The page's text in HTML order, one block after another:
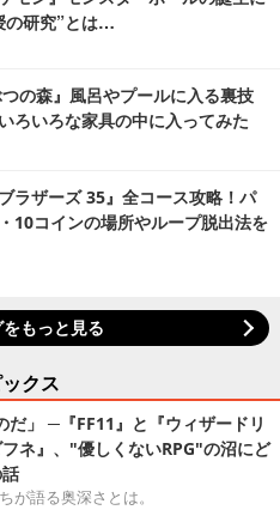
の研究”とは…
つの森』風呂やプールに入る裏技
ろいろな家具の中に入ってみた
ラザーズ 35』全コース攻略！パ
10コインの場所やループ脱出法を
もっと見る
ックス
だ」 ─『FF11』と『ウィザードリ
ネ』、"優しくないRPG"の沼にど
が語る奥深さとは。